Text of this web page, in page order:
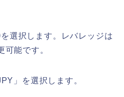
選択します。レバレッジは
可能です。
」を選択します。